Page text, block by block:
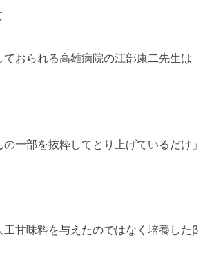
ておられる高雄病院の江部康二先生は
の一部を抜粋してとり上げているだけ」
工甘味料を与えたのではなく培養したβ